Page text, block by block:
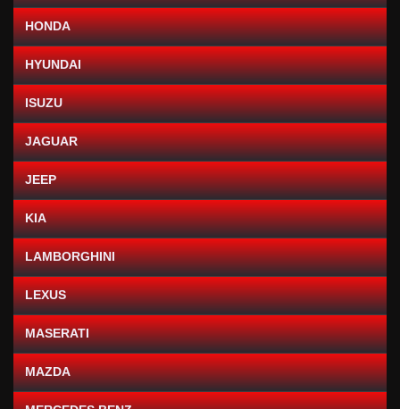
HONDA
HYUNDAI
ISUZU
JAGUAR
JEEP
KIA
LAMBORGHINI
LEXUS
MASERATI
MAZDA